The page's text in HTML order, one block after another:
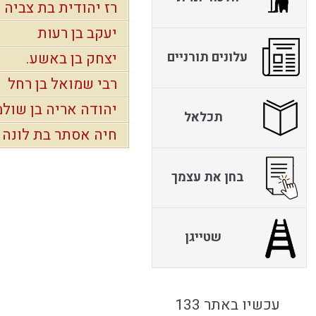
רז יהודית בת צביה
יעקב בן רעות
יצחק בן באשע.
רבי שמואל בן רחל
יהודה אריה בן
חיה אסתר בת לונה
עלונים תורניים
תכלאל
בחן את עצמך
שטייגן
עכשיו באתר 133